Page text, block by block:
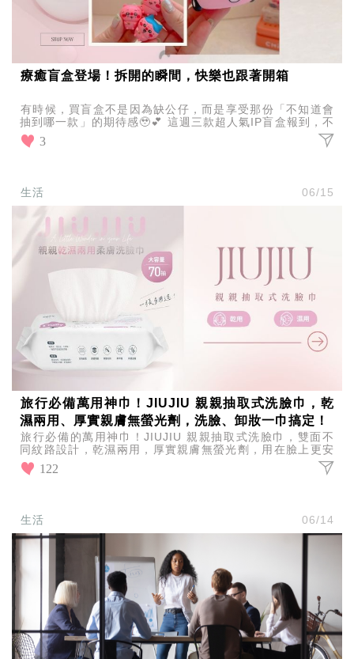
療癒盲盒登場！拆開的瞬間，快樂也跟著開箱
有時候，買盲盒不是因為缺公仔，而是享受那份「不知道會
抽到哪一款」的期待感🥹💕 這週三款超人氣IP盲盒報到，不
管你是哪一派，都有機會抽到你的命定收藏！
3
生活 06/15
旅行必備萬用神巾！JIUJIU 親親抽取式洗臉巾，乾
濕兩用、厚實親膚無螢光劑，洗臉、卸妝一巾搞定！
旅行必備的萬用神巾！JIUJIU 親親抽取式洗臉巾，雙面不
同紋路設計，乾濕兩用，厚實親膚無螢光劑，用在臉上更安
心，大尺寸設計擦起來很順手，洗臉、卸妝一巾搞定！
122
生活 06/14